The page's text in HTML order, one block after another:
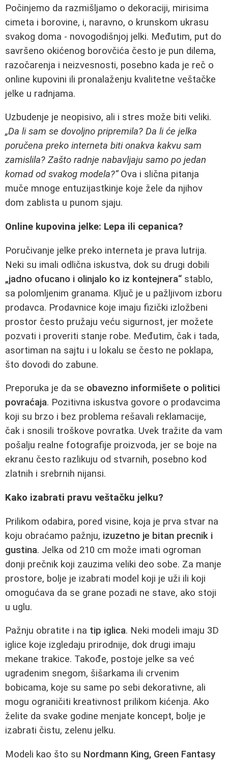
Počinjemo da razmišljamo o dekoraciji, mirisima
cimeta i borovine, i, naravno, o krunskom ukrasu
svakog doma - novogodišnjoj jelki. Međutim, put do
savršeno okićenog borovčića često je pun dilema,
razočarenja i neizvesnosti, posebno kada je reč o
online kupovini ili pronalaženju kvalitetne veštačke
jelke u radnjama.
Uzbudenje je neopisivo, ali i stres može biti veliki.
„Da li sam se dovoljno pripremila? Da li će jelka
poručena preko interneta biti onakva kakvu sam
zamislila? Zašto radnje nabavljaju samo po jedan
komad od svakog modela?“Ova i slična pitanja
muče mnoge entuzijastkinje koje žele da njihov
dom zablista u punom sjaju.
Online kupovina jelke: Lepa ili cepanica?
Poručivanje jelke preko interneta je prava lutrija.
Neki su imali odlična iskustva, dok su drugi dobili
„jadno ofucano i olinjalo ko iz kontejnera“ stablo,
sa polomljenim granama. Ključ je u pažljivom izboru
prodavca. Prodavnice koje imaju fizički izložbeni
prostor često pružaju veću sigurnost, jer možete
pozvati i proveriti stanje robe. Međutim, čak i tada,
asortiman na sajtu i u lokalu se često ne poklapa,
što dovodi do zabune.
Preporuka je da se obavezno informišete o politici
povraćaja. Pozitivna iskustva govore o prodavcima
koji su brzo i bez problema rešavali reklamacije,
čak i snosili troškove povratka. Uvek tražite da vam
pošalju realne fotografije proizvoda, jer se boje na
ekranu često razlikuju od stvarnih, posebno kod
zlatnih i srebrnih nijansi.
Kako izabrati pravu veštačku jelku?
Prilikom odabira, pored visine, koja je prva stvar na
koju obraćamo pažnju, izuzetno je bitan precnik i
gustina. Jelka od 210 cm može imati ogroman
donji prečnik koji zauzima veliki deo sobe. Za manje
prostore, bolje je izabrati model koji je uži ili koji
omogućava da se grane pozadi ne stave, ako stoji
u uglu.
Pažnju obratite i na tip iglica. Neki modeli imaju 3D
iglice koje izgledaju prirodnije, dok drugi imaju
mekane trakice. Takođe, postoje jelke sa već
ugradenim snegom, šišarkama ili crvenim
bobicama, koje su same po sebi dekorativne, ali
mogu ograničiti kreativnost prilikom kićenja. Ako
želite da svake godine menjate koncept, bolje je
izabrati čistu, zelenu jelku.
Modeli kao što su Nordmann King, Green Fantasy